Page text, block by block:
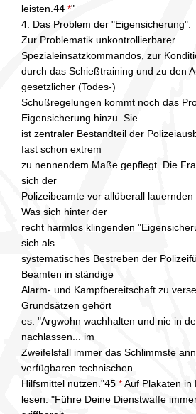
leisten.44 *"
4. Das Problem der "Eigensicherung":
Zur Problematik unkontrollierbarer
Spezialeinsatzkommandos, zur
durch das Schießtraining und zu den
gesetzlicher (Todes-)
Schußregelungen kommt noch das
Eigensicherung hinzu. Sie
ist zentraler Bestandteil der
fast schon extrem
zu nennendem Maße gepflegt. Die
sich der
Polizeibeamte vor allüberall
Was sich hinter der
recht harmlos klingenden
sich als
systematisches Bestreben der
Beamten in ständige
Alarm- und Kampfbereitschaft zu
Grundsätzen gehört
es: "Argwohn wachhalten und nie in
nachlassen... im
Zweifelsfall immer das Schlimmste
verfügbaren technischen
Hilfsmittel nutzen."45 *Auf Plakaten in
lesen: "Führe Deine Dienstwaffe